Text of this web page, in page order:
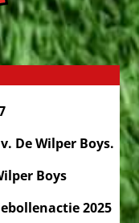
De Wilper Boys.
Boys
2025